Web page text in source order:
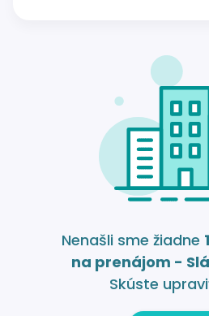
Nenašli sme žiadne
na prenájom -
Skúste